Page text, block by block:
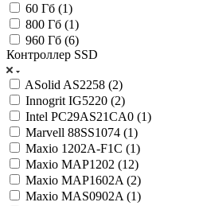
60 Гб (1)
800 Гб (1)
960 Гб (6)
Контроллер SSD
ASolid AS2258 (2)
Innogrit IG5220 (2)
Intel PC29AS21CA0 (1)
Marvell 88SS1074 (1)
Maxio 1202A-F1C (1)
Maxio MAP1202 (12)
Maxio MAP1602A (2)
Maxio MAS0902A (1)